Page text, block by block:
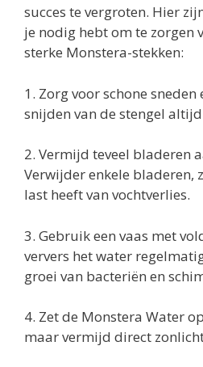
succes te vergroten. Hier
je nodig hebt om te zorgen
sterke Monstera-stekken:
1. Zorg voor schone
snijden van de stengel
2. Vermijd teveel bladeren
Verwijder enkele bladeren,
last heeft van vochtverlies.
3. Gebruik een vaas met
ververs het water
groei van bacteriën en
4. Zet de Monstera Water
maar vermijd direct